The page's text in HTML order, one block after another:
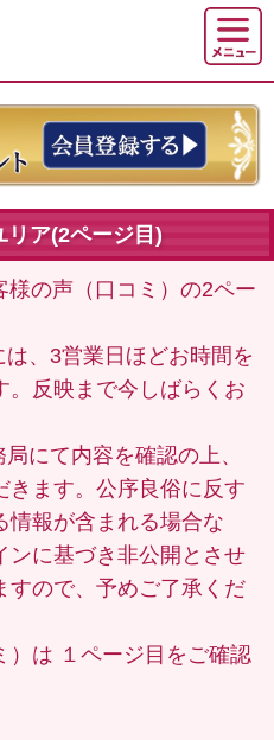
リア(2ページ目)
の声（口コミ）の2ペー
、3営業日ほどお時間を
。反映まで今しばらくお
にて内容を確認の上、
きます。公序良俗に反す
情報が含まれる場合な
ンに基づき非公開とさせ
すので、予めご了承くだ
）は １ページ目 をご確認